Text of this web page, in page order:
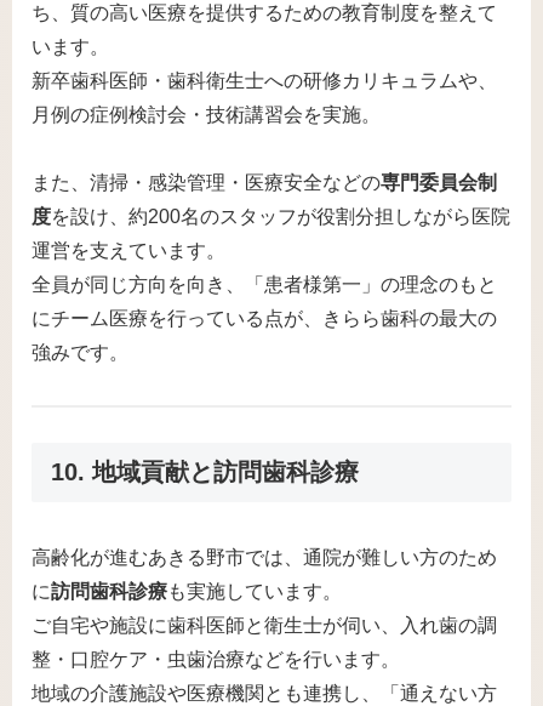
ち、質の高い医療を提供するための教育制度を整えて
います。
新卒歯科医師・歯科衛生士への研修カリキュラムや、
月例の症例検討会・技術講習会を実施。
また、清掃・感染管理・医療安全などの専門委員会制
度を設け、約200名のスタッフが役割分担しながら医院
運営を支えています。
全員が同じ方向を向き、「患者様第一」の理念のもと
にチーム医療を行っている点が、きらら歯科の最大の
強みです。
10. 地域貢献と訪問歯科診療
高齢化が進むあきる野市では、通院が難しい方のため
に訪問歯科診療も実施しています。
ご自宅や施設に歯科医師と衛生士が伺い、入れ歯の調
整・口腔ケア・虫歯治療などを行います。
地域の介護施設や医療機関とも連携し、「通えない方